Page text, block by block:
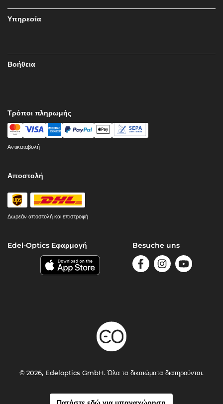
Υπηρεσία
Βοήθεια
Τρόποι πληρωμής
Αντικαταβολή
Αποστολή
Δωρεάν αποστολή και επιστροφή
Edel-Optics Εφαρμογή Besuche uns
© 2026, Edeloptics GmbH. Όλα τα δικαιώματα διατηρούνται.